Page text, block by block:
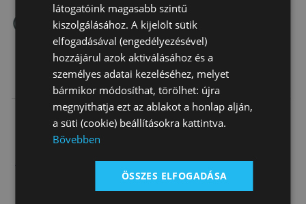
Martingál
Galopp Daslö
Rozsdamentes
3 110 Ft
Martingál Stop
710 Ft
Martingál Pvc
Ugró Daslö
22 600 Ft
látogatóink magasabb szintű
kiszolgálásához. A kijelölt sütik
elfogadásával (engedélyezésével)
hozzájárul azok aktiválásához és a
személyes adatai kezeléséhez, melyet
bármikor módosíthat, törölhet: újra
megnyithatja ezt az ablakot a honlap alján,
a süti (cookie) beállításokra kattintva.
Bővebben
ÖSSZES ELFOGADÁSA